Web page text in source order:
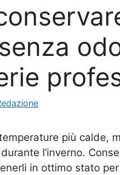
temperature più calde,
l’inverno.
in ottimo stato